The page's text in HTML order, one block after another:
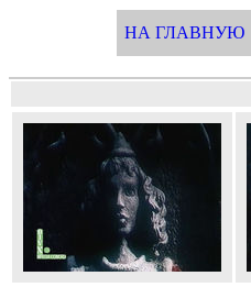
НА ГЛАВНУЮ